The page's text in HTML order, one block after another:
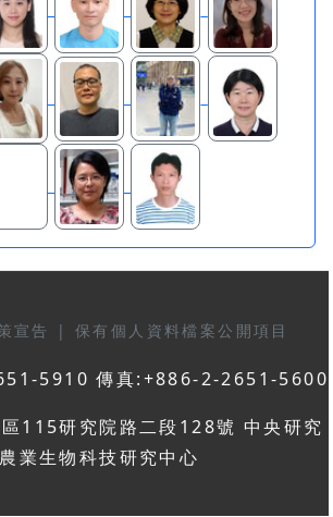
宣告 | 保有個人資料檔案公開項目
5910 傳真:+886-2-2651-5600
115研究院路二段128號 中央研究
業生物科技研究中心